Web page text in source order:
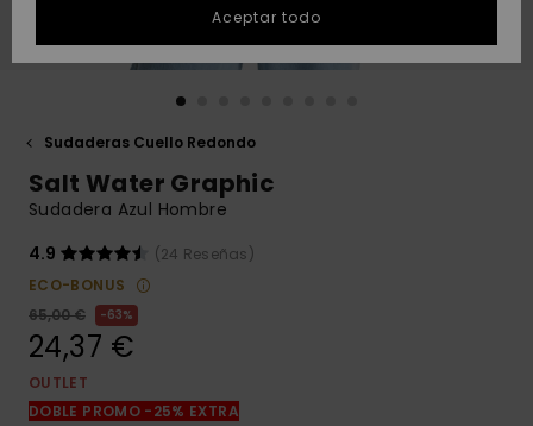
Inicia una
conversación
la respuesta
conversación
respuestas a
las preguntas
contacto.
Sudaderas Cuello Redondo
Salt Water Graphic
Sudadera Azul Hombre
4.9
(24 Reseñas)
ECO-BONUS
65,00 €
63%
24,37 €
OUTLET
DOBLE PROMO -25% EXTRA
Aceptar todo